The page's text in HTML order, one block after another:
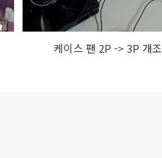
케이스 팬 2P -> 3P 개조